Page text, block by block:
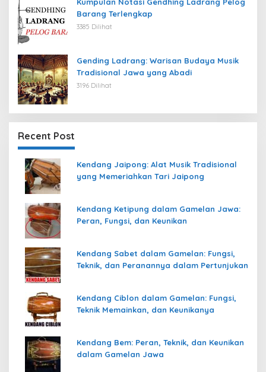
Barang Terlengkap
3385 Dilihat
Gending Ladrang: Warisan Budaya Musik
Tradisional Jawa yang Abadi
3196 Dilihat
Recent Post
Kendang Jaipong: Alat Musik Tradisional
yang Memeriahkan Tari Jaipong
Kendang Ketipung dalam Gamelan Jawa:
Peran, Fungsi, dan Keunikan
Kendang Sabet dalam Gamelan: Fungsi,
Teknik, dan Peranannya dalam Pertunjukan
Kendang Ciblon dalam Gamelan: Fungsi,
Teknik Memainkan, dan Keunikanya
Kendang Bem: Peran, Teknik, dan Keunikan
dalam Gamelan Jawa